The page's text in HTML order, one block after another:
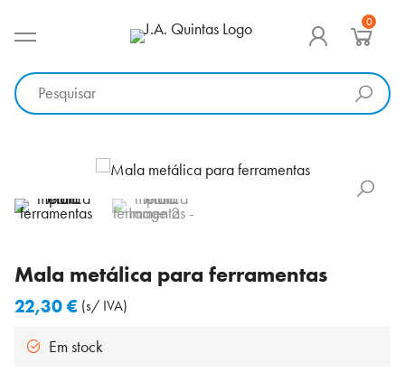
para
conteúdo
0
Mala metálica para ferramentas
22,30€ (s/ IVA)
Em stock